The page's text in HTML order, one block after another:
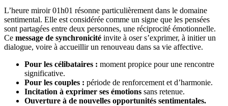
L’heure miroir 01h01 résonne particulièrement dans le domaine
sentimental. Elle est considérée comme un signe que les pensées
sont partagées entre deux personnes, une réciprocité émotionnelle.
Ce message de synchronicité invite à oser s’exprimer, à initier un
dialogue, voire à accueillir un renouveau dans sa vie affective.
Pour les célibataires : moment propice pour une rencontre
significative.
Pour les couples : période de renforcement et d’harmonie.
Incitation à exprimer ses émotions sans retenue.
Ouverture à de nouvelles opportunités sentimentales.